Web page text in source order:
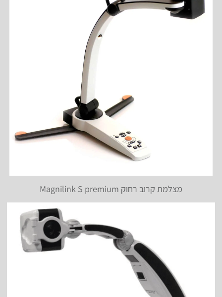
מצלמת קרוב רחוק Magnilink S premium